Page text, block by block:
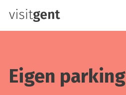
Overslaan
gaan
Eigen par­king